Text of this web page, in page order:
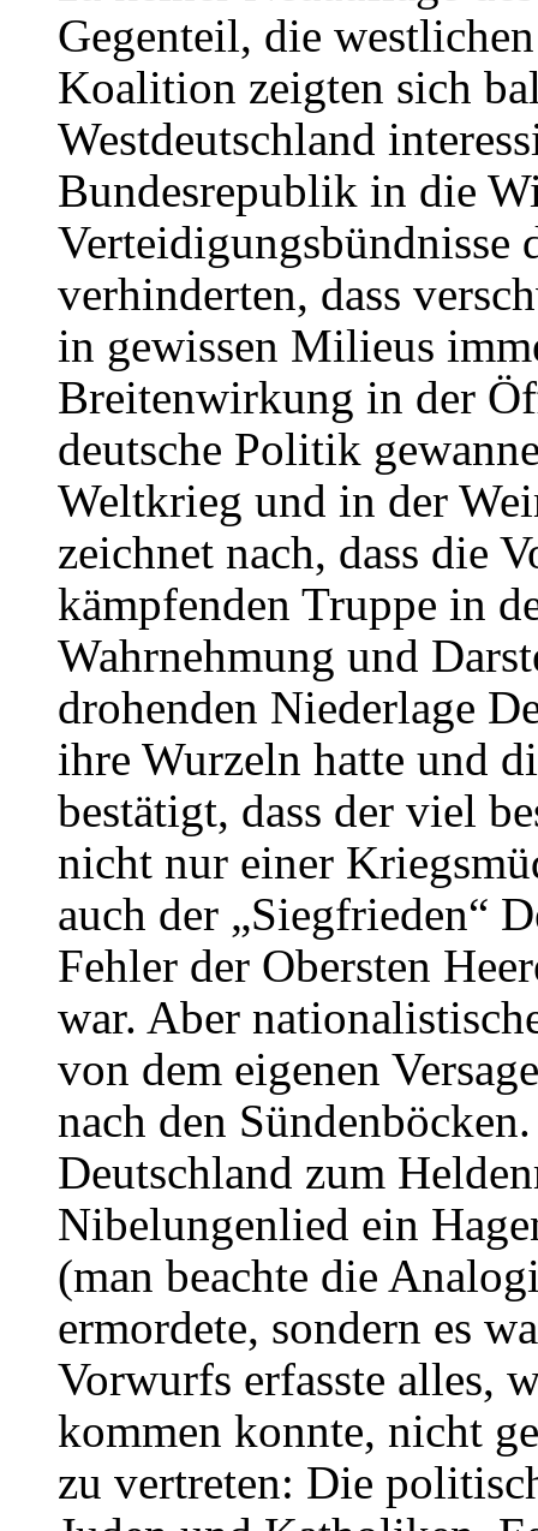
Gegenteil, die
Koalition zeigten sich
Westdeutschland
Bundesrepublik in die
Verteidigungsbündnisse
verhinderten, dass
in gewissen Milieus
Breitenwirkung in der
deutsche Politik
Weltkrieg und in der
zeichnet nach, dass die
kämpfenden Truppe in
Wahrnehmung und
drohenden Niederlage
ihre Wurzeln hatte und
bestätigt, dass der viel
nicht nur einer
auch der „Siegfrieden“
Fehler der Obersten
war. Aber
von dem eigenen
nach den
Deutschland zum
Nibelungenlied ein
(man beachte die
ermordete, sondern es
Vorwurfs erfasste alles,
kommen konnte, nicht
zu vertreten: Die